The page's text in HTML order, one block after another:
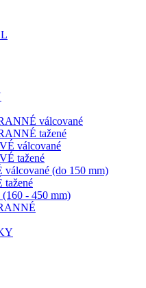
válcované
tažené
válcované
tažené
(do 150 mm)
- 450 mm)